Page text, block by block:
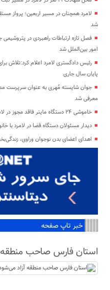
لامرد همچنان در مسیر اربعین؛ پرواز
شد
فصل تازه ارتباطات راهبردی در
امور بین‌الملل شد
رئیس دادگستری لامرد اعلام کرد:تلاش
پایان سال جاری
جوان شایسته مُهری به عنوان سرپرست
معرفی شد
خاموشی ۲۴ دستگاه ماینر فاقد مجوز در لامرد
دیدار مسئولان دستگاه قضا در لامرد با
اهدای اعضای بدن نوجوان وراوی،
خبر تاپ صفحه
استان فارس صاحب منطقه